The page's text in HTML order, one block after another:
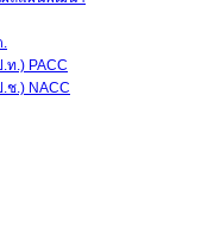
.
ท.) PACC
.ช.) NACC